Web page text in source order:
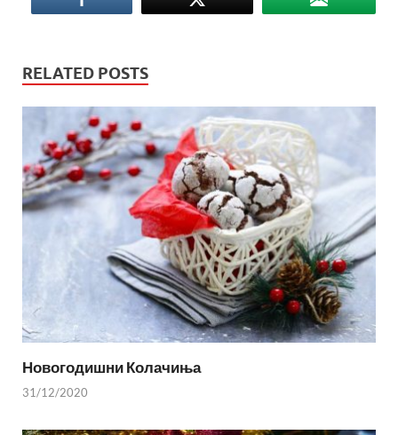
RELATED POSTS
Новогодишни Колачиња
31/12/2020